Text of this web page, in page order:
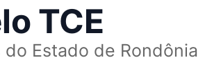
TCE
Estado de Rondônia